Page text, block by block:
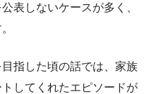
表しないケースが多く、
指した頃の話では、家族
してくれたエピソードが